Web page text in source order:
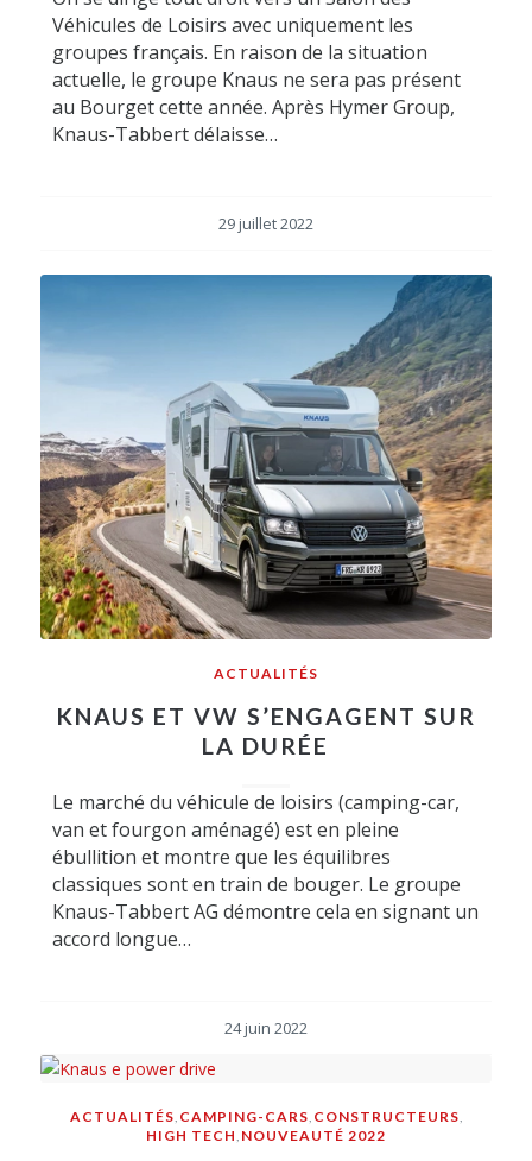
Véhicules de Loisirs avec uniquement les
groupes français. En raison de la situation
actuelle, le groupe Knaus ne sera pas présent
au Bourget cette année. Après Hymer Group,
Knaus-Tabbert délaisse…
29 juillet 2022
ACTUALITÉS
KNAUS ET VW S’ENGAGENT SUR
LA DURÉE
Le marché du véhicule de loisirs (camping-car,
van et fourgon aménagé) est en pleine
ébullition et montre que les équilibres
classiques sont en train de bouger. Le groupe
Knaus-Tabbert AG démontre cela en signant un
accord longue…
24 juin 2022
ACTUALITÉS, CAMPING-CARS, CONSTRUCTEURS,
HIGH TECH, NOUVEAUTÉ 2022